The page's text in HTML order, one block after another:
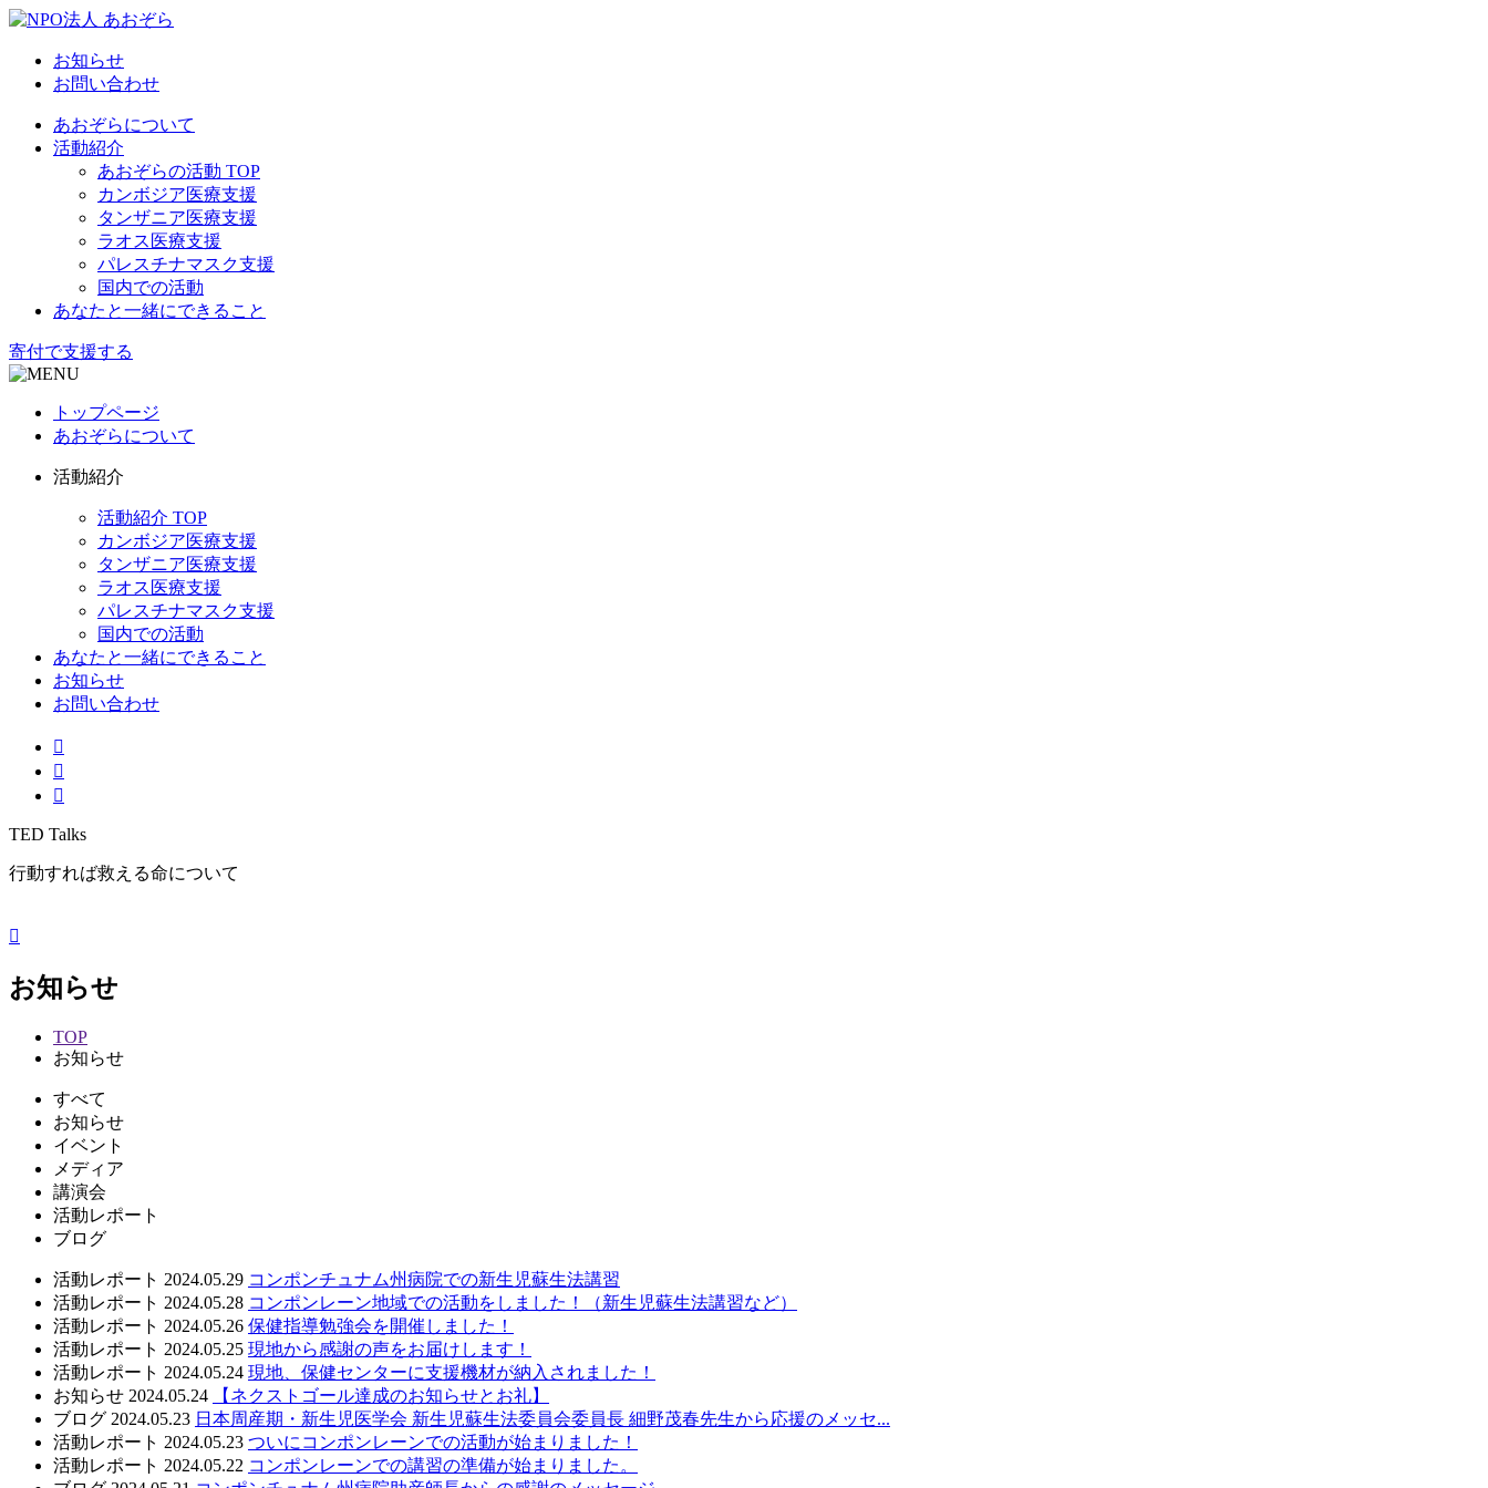
お知らせ
お問い合わせ
あおぞらについて
活動紹介
あおぞらの活動 TOP
カンボジア医療支援
タンザニア医療支援
ラオス医療支援
パレスチナマスク支援
国内での活動
あなたと一緒にできること
寄付で支援する
トップページ
あおぞらについて
活動紹介
活動紹介 TOP
カンボジア医療支援
タンザニア医療支援
ラオス医療支援
パレスチナマスク支援
国内での活動
あなたと一緒にできること
お知らせ
お問い合わせ
TED Talks
行動すれば救える命について
お知らせ
TOP
お知らせ
すべて
お知らせ
イベント
メディア
講演会
活動レポート
ブログ
活動レポート 2024.05.29 コンポンチュナム州病院での新生児蘇生法講習
活動レポート 2024.05.28 コンポンレーン地域での活動をしました！（新生児蘇生法講習など）
活動レポート 2024.05.26 保健指導勉強会を開催しました！
活動レポート 2024.05.25 現地から感謝の声をお届けします！
活動レポート 2024.05.24 現地、保健センターに支援機材が納入されました！
お知らせ 2024.05.24
【ネクストゴール達成のお知らせとお礼】
ブログ 2024.05.23 日本周産期・新生児医学会 新生児蘇生法委員会委員長 細野茂春先生から応援のメッセ...
活動レポート 2024.05.23 ついにコンポンレーンでの活動が始まりました！
活動レポート 2024.05.22 コンポンレーンでの講習の準備が始まりました。